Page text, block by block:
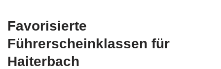
Favorisierte
Führerscheinklassen für
Haiterbach